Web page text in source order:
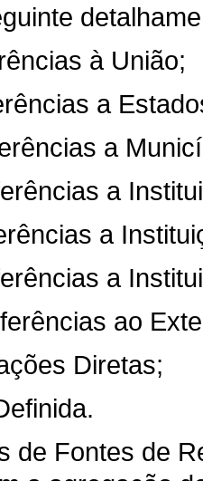
à União;
a
a
a
a
a
ao
Diretas;
de Fontes de